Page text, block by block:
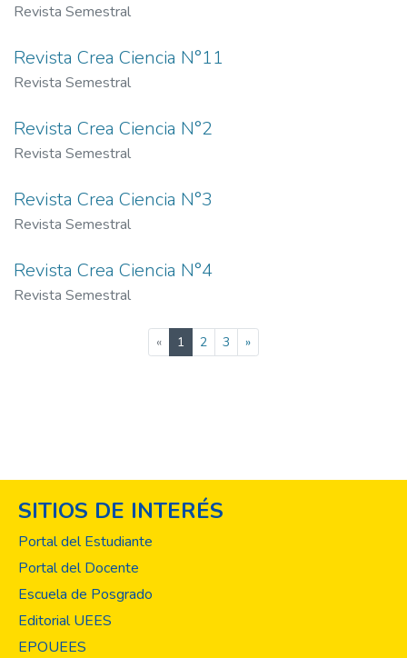
Revista Semestral
Revista Crea Ciencia N°11
Revista Semestral
Revista Crea Ciencia N°2
Revista Semestral
Revista Crea Ciencia N°3
Revista Semestral
Revista Crea Ciencia N°4
Revista Semestral
« 1 (current)
2 3 »
SITIOS DE INTERÉS
Portal del Estudiante
Portal del Docente
Escuela de Posgrado
Editorial UEES
EPOUEES